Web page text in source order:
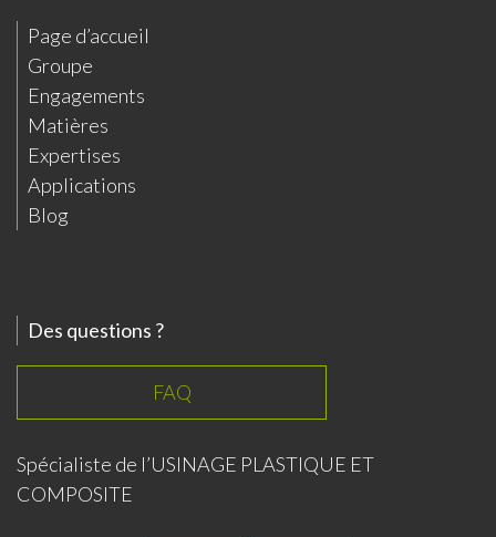
Page d’accueil
Groupe
Engagements
Matières
Expertises
Applications
Blog
Des questions ?
FAQ
Spécialiste de l’USINAGE PLASTIQUE ET
COMPOSITE